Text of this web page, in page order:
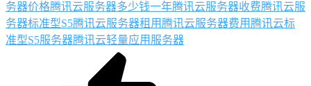
务器价格腾讯云服务器多少钱一年腾讯云服务器收费腾讯云服
务器标准型S5腾讯云服务器租用 腾讯云服务器费用 腾讯云标
准型S5服务器腾讯云轻量应用服务器